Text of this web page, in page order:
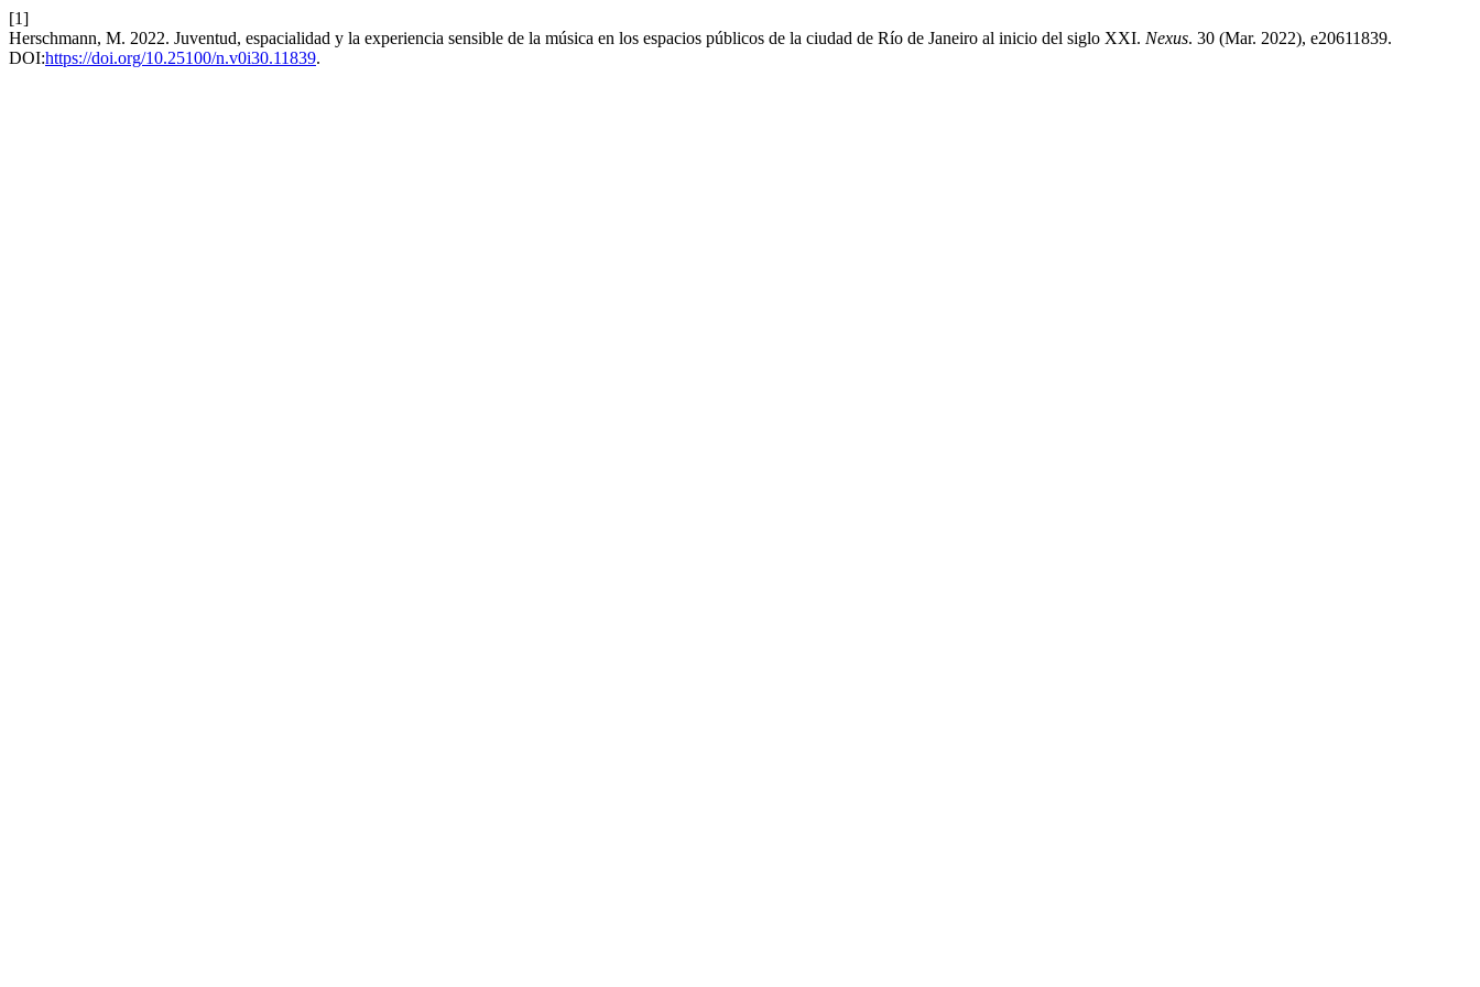
[1]
Herschmann, M. 2022. Juventud, espacialidad y la experiencia sensible de la música en los espacios públicos de la ciudad de Río de Janeiro al inicio del siglo XXI. Nexus. 30 (Mar. 2022), e20611839.
DOI:https://doi.org/10.25100/n.v0i30.11839.